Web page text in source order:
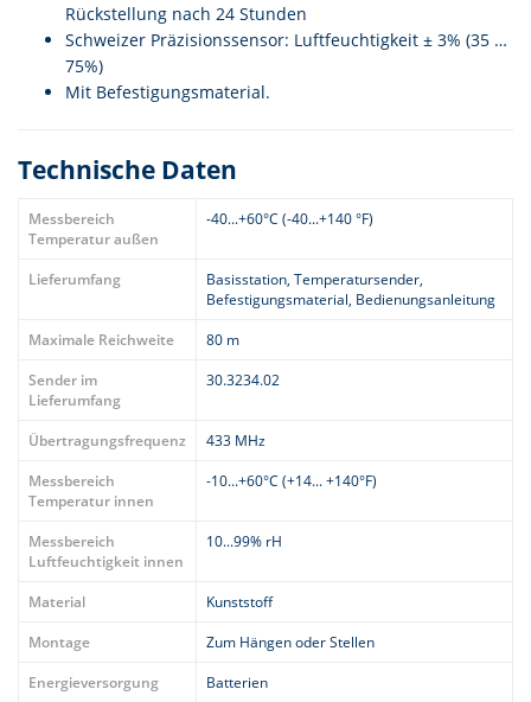
Rückstellung nach 24 Stunden
Schweizer Präzisionssensor: Luftfeuchtigkeit ± 3% (35 …
75%)
Mit Befestigungsmaterial.
Technische Daten
Messbereich
Temperatur außen
-40...+60°C (-40...+140 °F)
Lieferumfang
Basisstation, Temperatursender,
Befestigungsmaterial, Bedienungsanleitung
Maximale Reichweite
80 m
Sender im
Lieferumfang
30.3234.02
Übertragungsfrequenz
433 MHz
Messbereich
Temperatur innen
-10...+60°C (+14... +140°F)
Messbereich
Luftfeuchtigkeit innen
10...99% rH
Material
Kunststoff
Montage
Zum Hängen oder Stellen
Energieversorgung
Batterien